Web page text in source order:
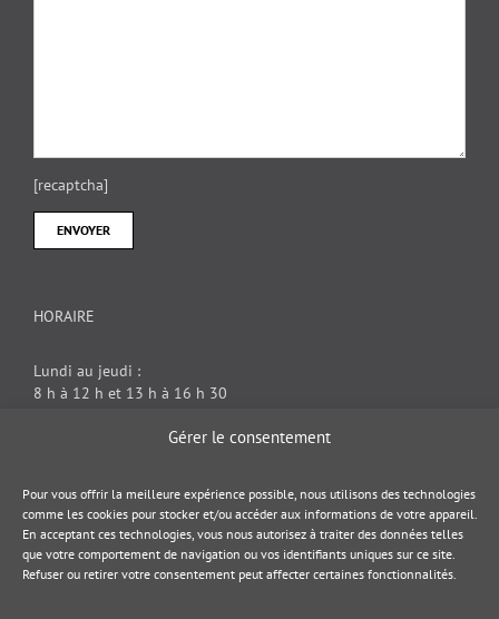
Gérer le consentement
Pour vous offrir la meilleure expérience possible, nous utilisons des technologies
comme les cookies pour stocker et/ou accéder aux informations de votre appareil.
En acceptant ces technologies, vous nous autorisez à traiter des données telles
que votre comportement de navigation ou vos identifiants uniques sur ce site.
Refuser ou retirer votre consentement peut affecter certaines fonctionnalités.
[recaptcha]
HORAIRE
Lundi au jeudi :
8 h à 12 h et 13 h à 16 h 30
DOCUMENT JURIDIQUE
Politique de cookies